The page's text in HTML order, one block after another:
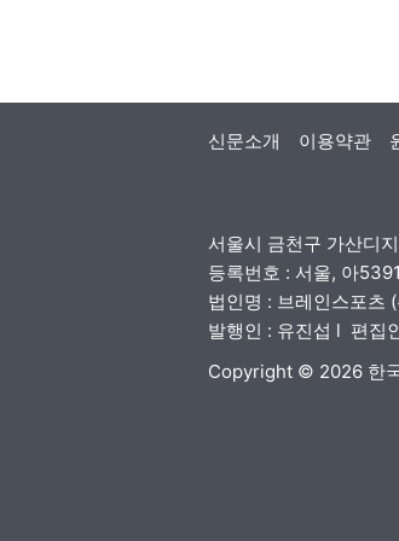
신문소개 이용약관
서울시 금천구 가산디
등록번호 : 서울, 아
법인명 : 브레인스포츠
발행인 : 유진섭 l 편집
Copyright © 2026 한